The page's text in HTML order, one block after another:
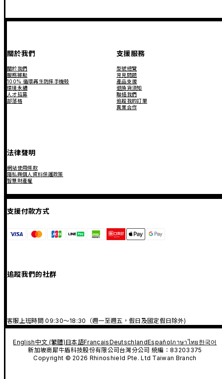
關於我們
關於我們
服務據點
100% 循環再生防摔手機殼
環境永續
人才招募
部落格
支援服務
型號總覽
常見問題
產品支援
退換貨須知
聯絡我們
追蹤我的訂單
異業合作
法律聲明
網站使用條款
隱私與個人資料保護政策
智慧財產權
支援付款方式
追蹤我們的社群
客服上班時間 09:30～18:30（週一至週五，假日及國定假日除外)
English中文 (繁體)日本語FrançaisDeutschlandEspañolภาษาไทย 한국어
新加坡商犀牛盾科技股份有限公司台灣分公司 統編：83203375
Copyright © 2026 Rhinoshield Pte. Ltd Taiwan Branch